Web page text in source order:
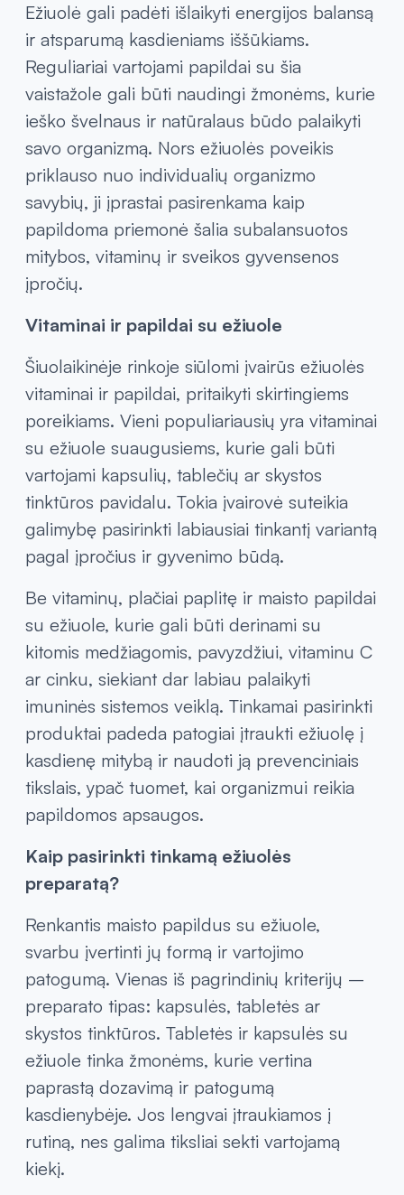
Ežiuolė gali padėti išlaikyti energijos balansą
ir atsparumą kasdieniams iššūkiams.
Reguliariai vartojami papildai su šia
vaistažole gali būti naudingi žmonėms, kurie
ieško švelnaus ir natūralaus būdo palaikyti
savo organizmą. Nors ežiuolės poveikis
priklauso nuo individualių organizmo
savybių, ji įprastai pasirenkama kaip
papildoma priemonė šalia subalansuotos
mitybos, vitaminų ir sveikos gyvensenos
įpročių.
Vitaminai ir papildai su ežiuole
Šiuolaikinėje rinkoje siūlomi įvairūs ežiuolės
vitaminai ir papildai, pritaikyti skirtingiems
poreikiams. Vieni populiariausių yra vitaminai
su ežiuole suaugusiems, kurie gali būti
vartojami kapsulių, tablečių ar skystos
tinktūros pavidalu. Tokia įvairovė suteikia
galimybę pasirinkti labiausiai tinkantį variantą
pagal įpročius ir gyvenimo būdą.
Be vitaminų, plačiai paplitę ir maisto papildai
su ežiuole, kurie gali būti derinami su
kitomis medžiagomis, pavyzdžiui, vitaminu C
ar cinku, siekiant dar labiau palaikyti
imuninės sistemos veiklą. Tinkamai pasirinkti
produktai padeda patogiai įtraukti ežiuolę į
kasdienę mitybą ir naudoti ją prevenciniais
tikslais, ypač tuomet, kai organizmui reikia
papildomos apsaugos.
Kaip pasirinkti tinkamą ežiuolės
preparatą?
Renkantis maisto papildus su ežiuole,
svarbu įvertinti jų formą ir vartojimo
patogumą. Vienas iš pagrindinių kriterijų –
preparato tipas: kapsulės, tabletės ar
skystos tinktūros. Tabletės ir kapsulės su
ežiuole tinka žmonėms, kurie vertina
paprastą dozavimą ir patogumą
kasdienybėje. Jos lengvai įtraukiamos į
rutiną, nes galima tiksliai sekti vartojamą
kiekį.